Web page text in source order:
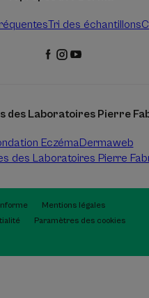
Tri des échantillons
des Laboratoires Pierre
EczémaDermaweb
des Laboratoires Pierre
Mentions légales
Paramètres des cookies